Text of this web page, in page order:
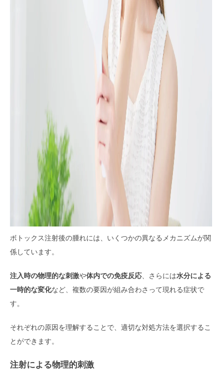
ボトックス注射後の腫れには、いくつかの異なるメカニズムが関
係しています。
注入時の物理的な刺激や体内での免疫反応 、さらには水分による
一時的な変化など、複数の要因が組み合わさって現れる症状で
す。
それぞれの原因を理解することで、適切な対処方法を選択するこ
とができます。
注射による物理的刺激